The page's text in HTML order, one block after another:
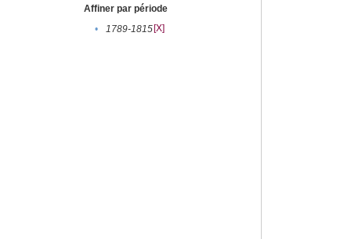
Affiner par période
•
1789-1815[X]